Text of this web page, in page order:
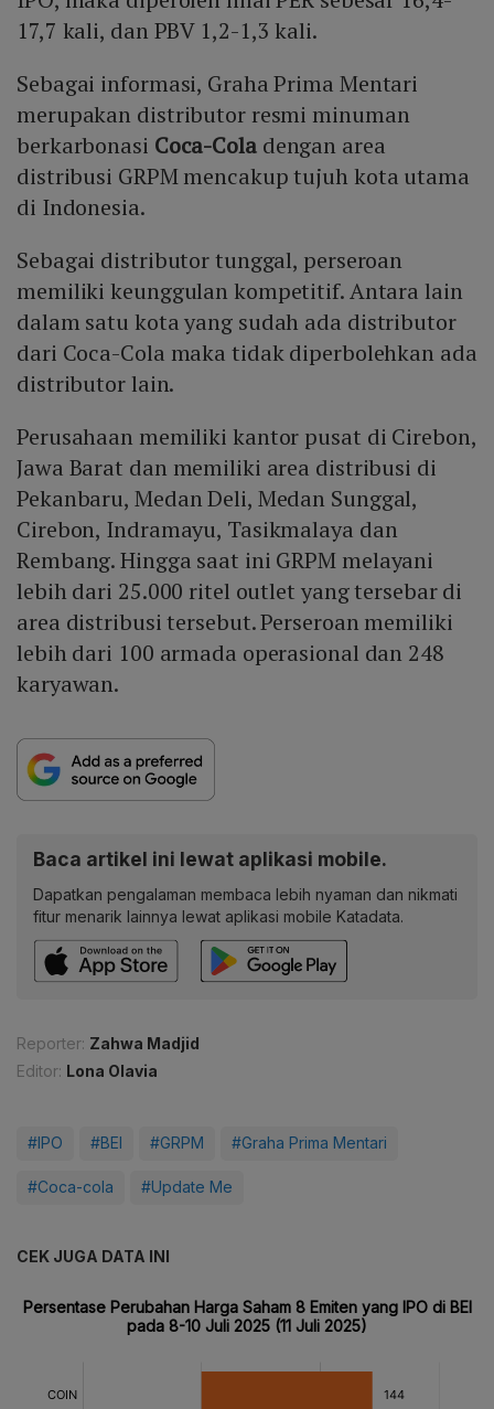
17,7 kali, dan PBV 1,2-1,3 kali.
Sebagai informasi, Graha Prima Mentari
merupakan distributor resmi minuman
berkarbonasi Coca-Coladengan area
distribusi GRPM mencakup tujuh kota utama
di Indonesia.
Sebagai distributor tunggal, perseroan
memiliki keunggulan kompetitif. Antara lain
dalam satu kota yang sudah ada distributor
dari Coca-Cola maka tidak diperbolehkan ada
distributor lain.
Perusahaan memiliki kantor pusat di Cirebon,
Jawa Barat dan memiliki area distribusi di
Pekanbaru, Medan Deli, Medan Sunggal,
Cirebon, Indramayu, Tasikmalaya dan
Rembang. Hingga saat ini GRPM melayani
lebih dari 25.000 ritel outlet yang tersebar di
area distribusi tersebut. Perseroan memiliki
lebih dari 100 armada operasional dan 248
karyawan.
Baca artikel ini lewat aplikasi mobile.
Dapatkan pengalaman membaca lebih nyaman dan nikmati
fitur menarik lainnya lewat aplikasi mobile Katadata.
Reporter: Zahwa Madjid
Editor: Lona Olavia
#IPO #BEI #GRPM #Graha Prima Mentari
#Coca-cola #Update Me
CEK JUGA DATA INI